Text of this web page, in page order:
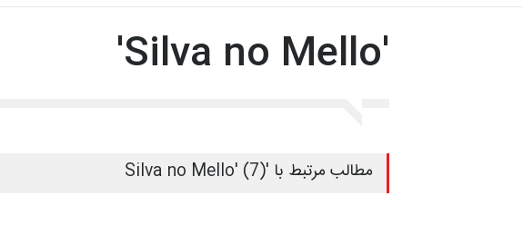
'Silva no Mello'
مطالب مرتبط با 'Silva no Mello' (7)